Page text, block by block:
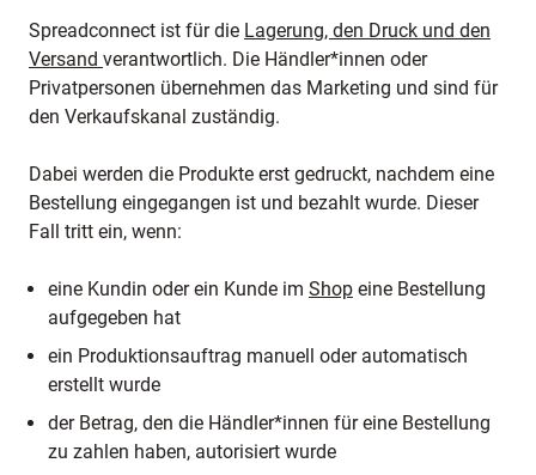
Spreadconnect ist für die Lagerung, den Druck und den
Versand verantwortlich. Die Händler*innen oder
Privatpersonen übernehmen das Marketing und sind für
den Verkaufskanal zuständig.
Dabei werden die Produkte erst gedruckt, nachdem eine
Bestellung eingegangen ist und bezahlt wurde. Dieser
Fall tritt ein, wenn:
eine Kundin oder ein Kunde im Shop eine Bestellung
aufgegeben hat
ein Produktionsauftrag manuell oder automatisch
erstellt wurde
der Betrag, den die Händler*innen für eine Bestellung
zu zahlen haben, autorisiert wurde